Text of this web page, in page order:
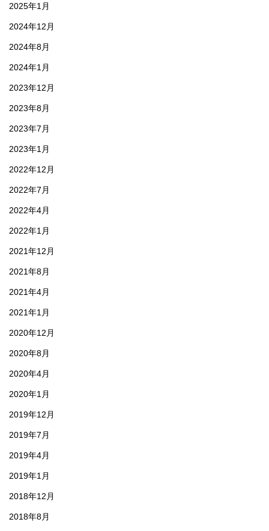
2025年1月
2024年12月
2024年8月
2024年1月
2023年12月
2023年8月
2023年7月
2023年1月
2022年12月
2022年7月
2022年4月
2022年1月
2021年12月
2021年8月
2021年4月
2021年1月
2020年12月
2020年8月
2020年4月
2020年1月
2019年12月
2019年7月
2019年4月
2019年1月
2018年12月
2018年8月